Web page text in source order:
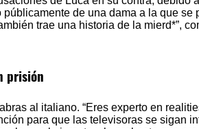
de una dama a la que se
trae una historia de la mierd*”,
prisión
al italiano. “Eres experto en
para que las televisoras se sigan